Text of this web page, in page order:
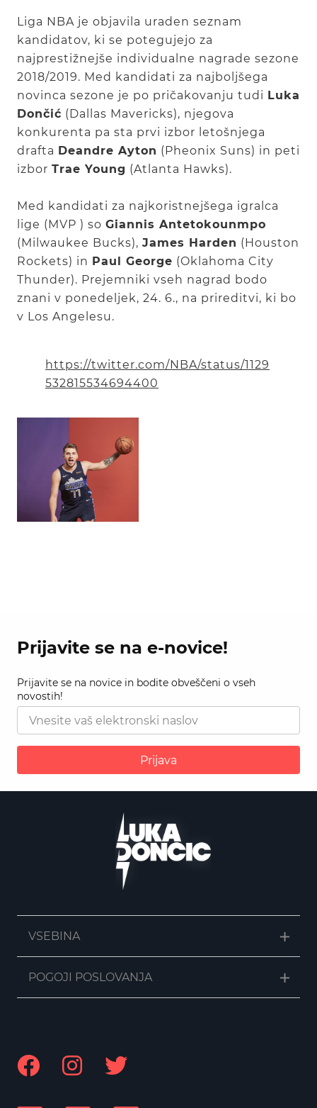
Liga NBA je objavila uraden seznam
kandidatov, ki se potegujejo za
najprestižnejše individualne nagrade sezone
2018/2019. Med kandidati za najboljšega
novinca sezone je po pričakovanju tudi Luka
Dončić (Dallas Mavericks), njegova
konkurenta pa sta prvi izbor letošnjega
drafta Deandre Ayton (Pheonix Suns) in peti
izbor Trae Young (Atlanta Hawks).
Med kandidati za najkoristnejšega igralca
lige (MVP ) so Giannis Antetokounmpo
(Milwaukee Bucks), James Harden (Houston
Rockets) in Paul George (Oklahoma City
Thunder). Prejemniki vseh nagrad bodo
znani v ponedeljek, 24. 6., na prireditvi, ki bo
v Los Angelesu.
https://twitter.com/NBA/status/1129
532815534694400
Prijavite se na e-novice!
Prijavite se na novice in bodite obveščeni o vseh
novostih!
Prijava
VSEBINA
POGOJI POSLOVANJA